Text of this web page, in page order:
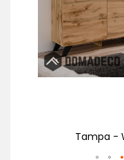
Tampa -